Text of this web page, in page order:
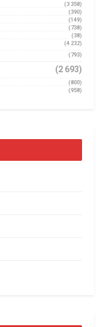
(3 358)
(390)
(149)
(738)
(38)
(4 232)
(793)
(2 693)
(800)
(958)